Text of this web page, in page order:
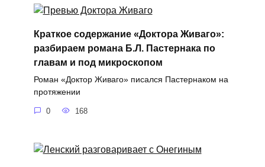
Краткое содержание «Доктора Живаго»:
разбираем романа Б.Л. Пастернака по
главам и под микроскопом
Роман «Доктор Живаго» писался Пастернаком на
протяжении
0 168